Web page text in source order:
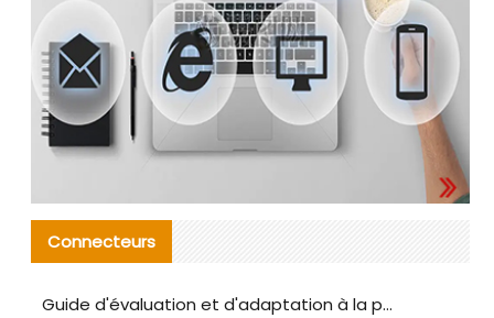
Connecteurs
Guide d'évaluation et d'adaptation à la production des composants de câbles nationaux CNC Tech